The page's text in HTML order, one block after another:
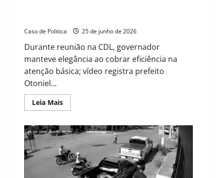
Caso de Politica 25 de junho de 2026
Durante reunião na CDL, governador
manteve elegância ao cobrar eficiência na
atenção básica; vídeo registra prefeito
Otoniel...
Leia MaisRead
more
tom
pedagógico,
Jerônimo
expõe
falhas
de
Otoniel